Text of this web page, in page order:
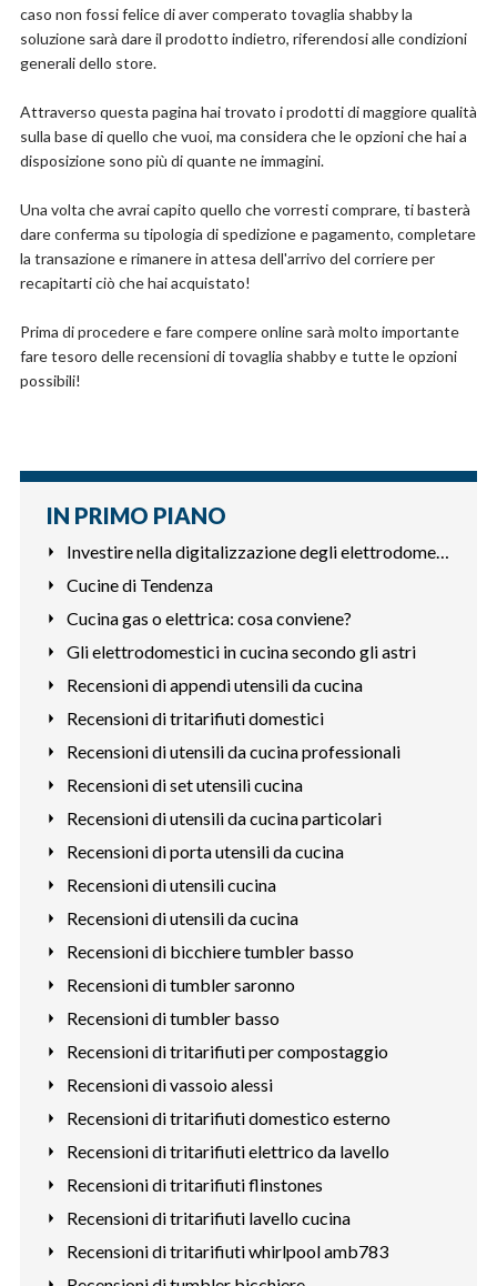
caso non fossi felice di aver comperato tovaglia shabby la
soluzione sarà dare il prodotto indietro, riferendosi alle condizioni
generali dello store.
Attraverso questa pagina hai trovato i prodotti di maggiore qualità
sulla base di quello che vuoi, ma considera che le opzioni che hai a
disposizione sono più di quante ne immagini.
Una volta che avrai capito quello che vorresti comprare, ti basterà
dare conferma su tipologia di spedizione e pagamento, completare
la transazione e rimanere in attesa dell'arrivo del corriere per
recapitarti ciò che hai acquistato!
Prima di procedere e fare compere online sarà molto importante
fare tesoro delle recensioni di tovaglia shabby e tutte le opzioni
possibili!
IN PRIMO PIANO
Investire nella digitalizzazione degli elettrodomestici
Cucine di Tendenza
Cucina gas o elettrica: cosa conviene?
Gli elettrodomestici in cucina secondo gli astri
Recensioni di appendi utensili da cucina
Recensioni di tritarifiuti domestici
Recensioni di utensili da cucina professionali
Recensioni di set utensili cucina
Recensioni di utensili da cucina particolari
Recensioni di porta utensili da cucina
Recensioni di utensili cucina
Recensioni di utensili da cucina
Recensioni di bicchiere tumbler basso
Recensioni di tumbler saronno
Recensioni di tumbler basso
Recensioni di tritarifiuti per compostaggio
Recensioni di vassoio alessi
Recensioni di tritarifiuti domestico esterno
Recensioni di tritarifiuti elettrico da lavello
Recensioni di tritarifiuti flinstones
Recensioni di tritarifiuti lavello cucina
Recensioni di tritarifiuti whirlpool amb783